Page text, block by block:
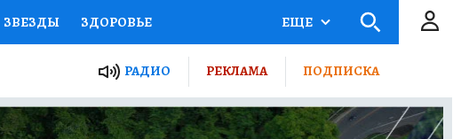
ЗВЕЗДЫ ЗДОРОВЬЕ
ПРОЕКТЫ РОССИИ
СЕКРЕТЫ ПУТЕВОДИТЕЛЬ
ЕЩЕ
РАДИО РЕКЛАМА ПОДПИСКА